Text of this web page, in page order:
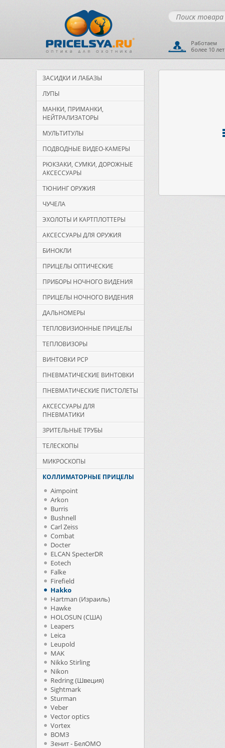
Работаем
более 10 лет
ЗАСИДКИ И ЛАБАЗЫ
ЛУПЫ
МАНКИ, ПРИМАНКИ,
НЕЙТРАЛИЗАТОРЫ
МУЛЬТИТУЛЫ
ПОДВОДНЫЕ ВИДЕО-КАМЕРЫ
РЮКЗАКИ, СУМКИ, ДОРОЖНЫЕ
АКСЕССУАРЫ
ТЮНИНГ ОРУЖИЯ
ЧУЧЕЛА
ЭХОЛОТЫ И КАРТПЛОТТЕРЫ
АКСЕССУАРЫ ДЛЯ ОРУЖИЯ
БИНОКЛИ
ПРИЦЕЛЫ ОПТИЧЕСКИЕ
ПРИБОРЫ НОЧНОГО ВИДЕНИЯ
ПРИЦЕЛЫ НОЧНОГО ВИДЕНИЯ
ДАЛЬНОМЕРЫ
ТЕПЛОВИЗИОННЫЕ ПРИЦЕЛЫ
ТЕПЛОВИЗОРЫ
ВИНТОВКИ PCP
ПНЕВМАТИЧЕСКИЕ ВИНТОВКИ
ПНЕВМАТИЧЕСКИЕ ПИСТОЛЕТЫ
АКСЕССУАРЫ ДЛЯ
ПНЕВМАТИКИ
ЗРИТЕЛЬНЫЕ ТРУБЫ
ТЕЛЕСКОПЫ
МИКРОСКОПЫ
КОЛЛИМАТОРНЫЕ ПРИЦЕЛЫ
Aimpoint
Arkon
Burris
Bushnell
Carl Zeiss
Combat
Docter
ELCAN SpecterDR
Eotech
Falke
Firefield
Hakko
Hartman (Израиль)
Hawke
HOLOSUN (США)
Leapers
Leica
Leupold
MAK
Nikko Stirling
Nikon
Redring (Швеция)
Sightmark
Sturman
Veber
Vector optics
Vortex
ВОМЗ
Зенит - БелОМО